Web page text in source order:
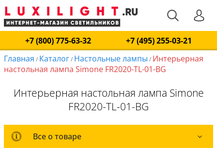
+7 (800) 775-63-32
+7 (495) 255-03-21
Главная / Каталог/ Настольные лампы / Интерьерная
настольная лампа Simone FR2020-TL-01-BG
Интерьерная настольная лампа Simone
FR2020-TL-01-BG
Все о товаре